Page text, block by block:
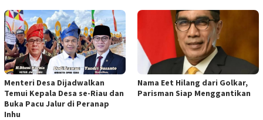
Menteri Desa Dijadwalkan
Temui Kepala Desa se-Riau dan
Buka Pacu Jalur di Peranap
Inhu
Nama Eet Hilang dari Golkar,
Parisman Siap Menggantikan